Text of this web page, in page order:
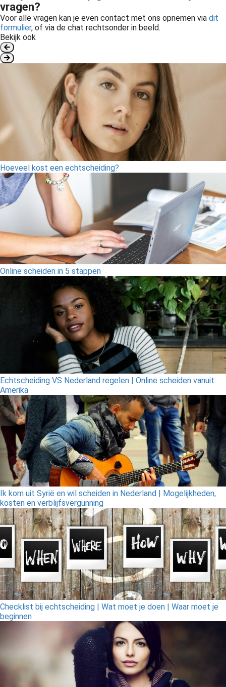
vragen?
Voor alle vragen kan je even contact met ons opnemen via dit
formulier, of via de chat rechtsonder in beeld.
Bekijk ook
Hoeveel kost een echtscheiding?
Online scheiden in 5 stappen
Echtscheiding VS Nederland regelen | Online scheiden vanuit
Amerika
Ik kom uit Syrië en wil scheiden in Nederland | Mogelijkheden,
kosten en verblijfsvergunning
Checklist bij echtscheiding | Wat moet je doen | Waar moet je
beginnen